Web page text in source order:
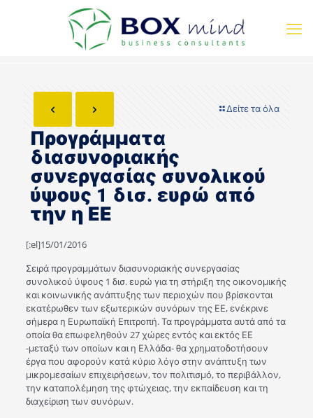
Δείτε τα όλα
Προγράμματα
διασυνοριακής
συνεργασίας συνολικού
ύψους 1 δισ. ευρώ από
την η ΕΕ
[:el]15/01/2016
Σειρά προγραμμάτων διασυνοριακής συνεργασίας
συνολικού ύψους 1 δισ. ευρώ για τη στήριξη της οικονομικής
και κοινωνικής ανάπτυξης των περιοχών που βρίσκονται
εκατέρωθεν των εξωτερικών συνόρων της ΕΕ, ενέκρινε
σήμερα η Ευρωπαϊκή Επιτροπή. Τα προγράμματα αυτά από τα
οποία θα επωφεληθούν 27 χώρες εντός και εκτός ΕΕ
-μεταξύ των οποίων και η Ελλάδα- θα χρηματοδοτήσουν
έργα που αφορούν κατά κύριο λόγο στην ανάπτυξη των
μικρομεσαίων επιχειρήσεων, τον πολιτισμό, το περιβάλλον,
την καταπολέμηση της φτώχειας, την εκπαίδευση και τη
διαχείριση των συνόρων.